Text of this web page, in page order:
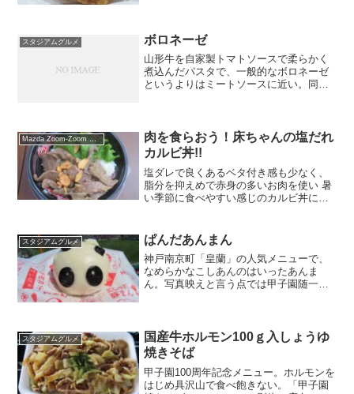
る）金額：5本650円
スタジアムグルメ ボロネーゼ
山形牛を自家製トマトソースで柔らかく
煮込んだパスタで、一般的なボロネーゼ
というよりはミートソースに近い。同じ
Mazda Zoom-Zoom スタジアム広島
肉を食らおう！床ちゃんの塩だれ
カルビ丼!!
塩ダレで良くあるベタ付き感も少なく、
脂分を抑えめで赤身の多いお肉を使い 暑
い季節に食べやすい感じのカルビ丼にな
スタジアムグルメ ぱんだあんまん
神戸南京町「皇蘭」の人気メニューで、
なめらかなこしあんのはいったあんま
ん。写真映えと言う点では甲子園随一
スタジアムグルメ
国産牛ホルモン100ｇ入しょうゆ
焼きそば
甲子園100周年記念メニュー。ホルモンを
はじめ具沢山で食べ飽きない。「甲子園